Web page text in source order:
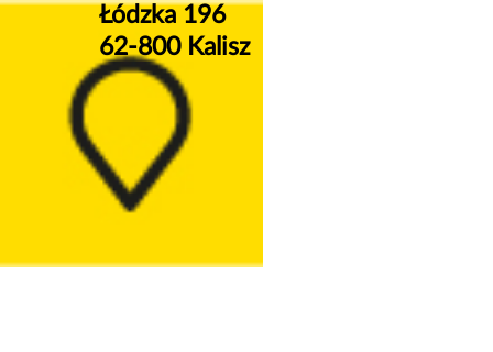
Łódzka 196
62-800 Kalisz